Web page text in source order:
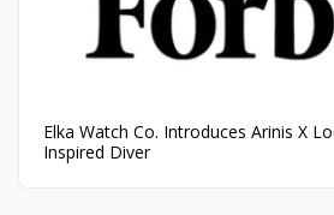
Elka Watch Co. Introduces Arinis X
Inspired Diver